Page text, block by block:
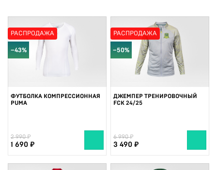
РАСПРОДАЖА
−43%
ФУТБОЛКА КОМПРЕССИОННАЯ
PUMA
2 990
1 690
РАСПРОДАЖА
−50%
ДЖЕМПЕР ТРЕНИРОВОЧНЫЙ
FCK 24/25
6 990
3 490